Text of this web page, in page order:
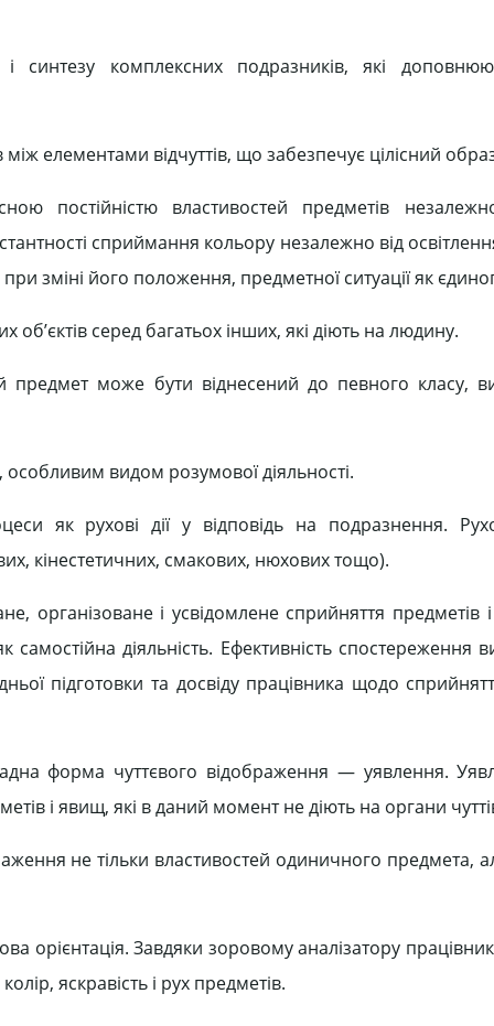
синтезу комплексних подразників, які
елементами відчуттів, що забезпечує цілісний
постійністю властивостей предметів
сприймання кольору незалежно від
зміні його положення, предметної ситуації як
серед багатьох інших, які діють на людину.
предмет може бути віднесений до певного класу,
видом розумової діяльності.
як рухові дії у відповідь на подразнення.
кінестетичних, смакових, нюхових тощо).
організоване і усвідомлене сприйняття предметів
діяльність. Ефективність спостереження
підготовки та досвіду працівника щодо
форма чуттєвого відображення — уявлення.
і явищ, які в даний момент не діють на органи
не тільки властивостей одиничного предмета,
орієнтація. Завдяки зоровому аналізатору
яскравість і рух предметів.